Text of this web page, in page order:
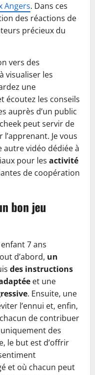
Angers. Dans ces
des réactions de
précieux du
vers des
visualiser les
une
écoutez les conseils
auprès d’un public
peut servir de
Je vous
autre vidéo dédiée à
pour les activité
de coopération
bon jeu
7 ans
d’abord, un
des instructions
et une
. Ensuite, une
l’ennui et, enfin,
de contribuer
des
le but est d’offrir
et où chacun peut